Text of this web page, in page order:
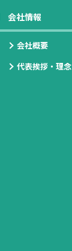
会社情報
会社概要
代表挨拶・理念